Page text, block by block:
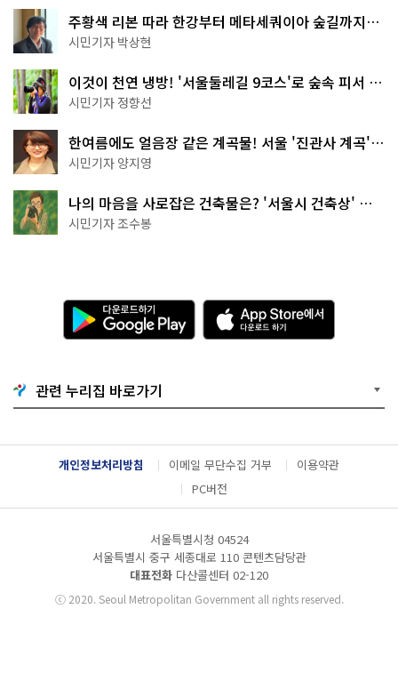
주황색 리본 따라 한강부터 메타세쿼이아 숲길까지…
서울둘레길 15코스
시민기자 박상현
이것이 천연 냉방! '서울둘레길 9코스'로 숲속 피서 떠
나볼까
시민기자 정향선
한여름에도 얼음장 같은 계곡물! 서울 '진관사 계곡'이
천국이네~
시민기자 양지영
나의 마음을 사로잡은 건축물은? '서울시 건축상' 수
상작 공개!
시민기자 조수봉
다
운
로
기
G
o
g
l
e
A
p
p
e
서
다
운
관련 누리집 바로가기
개인정보처리방침 이메일 무단수집 거부
이용약관
PC버전
서울특별시청 04524
서울특별시 중구 세종대로 110 콘텐츠담당관
대표전화 다산콜센터 02-120
ⓒ2020. Seoul Metropolitan Government all rights reserved.